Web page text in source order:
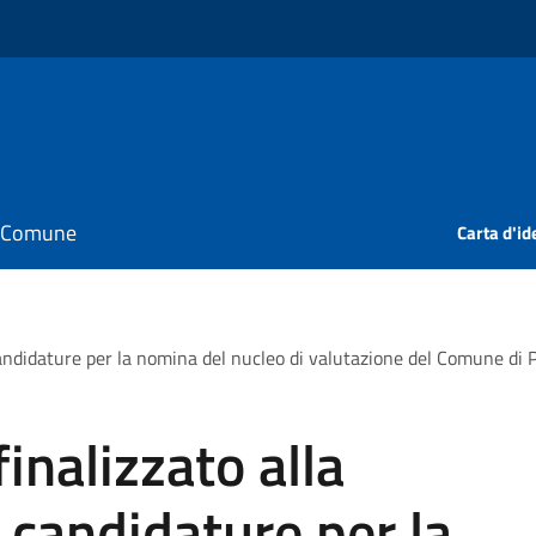
Carta
per la nomina del nucleo di valutazione del Comune
alla